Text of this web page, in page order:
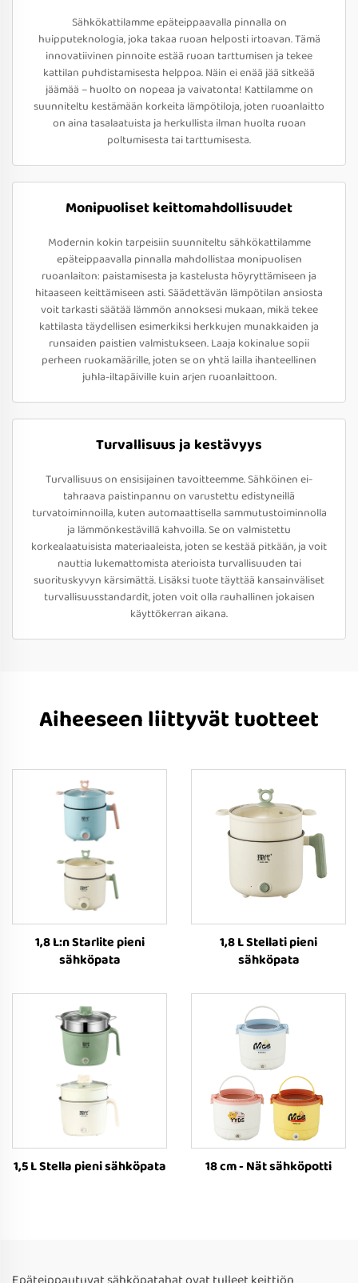
Sähkökattilamme epäteippaavalla pinnalla on
huipputeknologia, joka takaa ruoan helposti irtoavan. Tämä
innovatiivinen pinnoite estää ruoan tarttumisen ja tekee
kattilan puhdistamisesta helppoa. Näin ei enää jää sitkeää
jäämää – huolto on nopeaa ja vaivatonta! Kattilamme on
suunniteltu kestämään korkeita lämpötiloja, joten ruoanlaitto
on aina tasalaatuista ja herkullista ilman huolta ruoan
poltumisesta tai tarttumisesta.
Monipuoliset keittomahdollisuudet
Modernin kokin tarpeisiin suunniteltu sähkökattilamme
epäteippaavalla pinnalla mahdollistaa monipuolisen
ruoanlaiton: paistamisesta ja kastelusta höyryttämiseen ja
hitaaseen keittämiseen asti. Säädettävän lämpötilan ansiosta
voit tarkasti säätää lämmön annoksesi mukaan, mikä tekee
kattilasta täydellisen esimerkiksi herkkujen munakkaiden ja
runsaiden paistien valmistukseen. Laaja kokinalue sopii
perheen ruokamäärille, joten se on yhtä lailla ihanteellinen
juhla-iltapäiville kuin arjen ruoanlaittoon.
Turvallisuus ja kestävyys
Turvallisuus on ensisijainen tavoitteemme. Sähköinen ei-
tahraava paistinpannu on varustettu edistyneillä
turvatoiminnoilla, kuten automaattisella sammutustoiminnolla
ja lämmönkestävillä kahvoilla. Se on valmistettu
korkealaatuisista materiaaleista, joten se kestää pitkään, ja voit
nauttia lukemattomista aterioista turvallisuuden tai
suorituskyvyn kärsimättä. Lisäksi tuote täyttää kansainväliset
turvallisuusstandardit, joten voit olla rauhallinen jokaisen
käyttökerran aikana.
Aiheeseen liittyvät tuotteet
1,8 L:n Starlite pieni
sähköpata
1,8 L Stellati pieni
sähköpata
1,5 L Stella pieni sähköpata 18 cm - Nät sähköpotti